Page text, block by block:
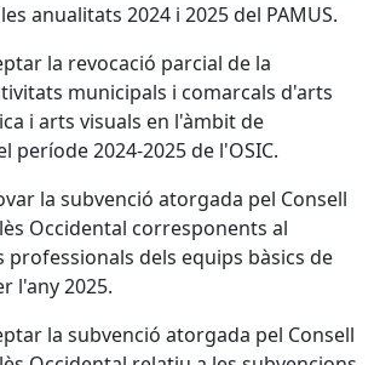
anualitats 2024 i 2025 del PAMUS.
la revocació parcial de la
municipals i comarcals d'arts
i arts visuals en l'àmbit de
període 2024-2025 de l'OSIC.
la subvenció atorgada pel Consell
Occidental corresponents al
dels equips bàsics de
l'any 2025.
la subvenció atorgada pel Consell